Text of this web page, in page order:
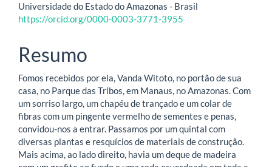
Universidade do Estado do Amazonas - Brasil
https://orcid.org/0000-0003-3771-3955
Resumo
Fomos recebidos por ela, Vanda Witoto, no portão de sua
casa, no Parque das Tribos, em Manaus, no Amazonas. Com
um sorriso largo, um chapéu de trançado e um colar de
fibras com um pingente vermelho de sementes e penas,
convidou-nos a entrar. Passamos por um quintal com
diversas plantas e resquícios de materiais de construção.
Mais acima, ao lado direito, havia um deque de madeira